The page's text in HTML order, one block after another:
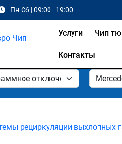
Пн-Сб | 09:00 - 19:00
Услуги Чип
Контакты
рециркуляции выхлопных